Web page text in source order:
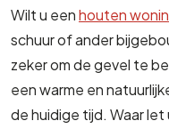
Wilt u eenhouten
schuur of ander
zeker om de gevel te
een warme en
de huidige tijd. Waar